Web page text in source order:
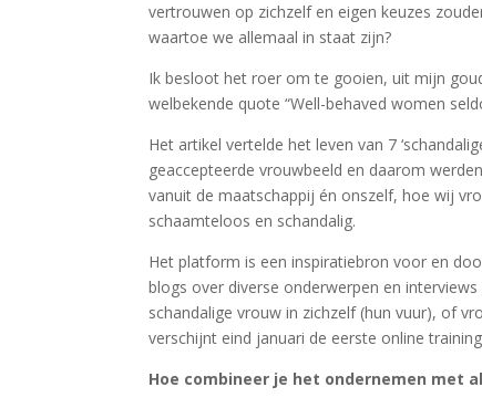
vertrouwen op zichzelf en eigen keuzes
waartoe we allemaal in staat zijn?
Ik besloot het roer om te gooien, uit mijn
welbekende quote “Well-behaved women
Het artikel vertelde het leven van 7
geaccepteerde vrouwbeeld en daarom
vanuit de maatschappij én onszelf, hoe wij
schaamteloos en schandalig.
Het platform is een inspiratiebron voor en
blogs over diverse onderwerpen en
schandalige vrouw in zichzelf (hun vuur), of
verschijnt eind januari de eerste online
Hoe combineer je het ondernemen met